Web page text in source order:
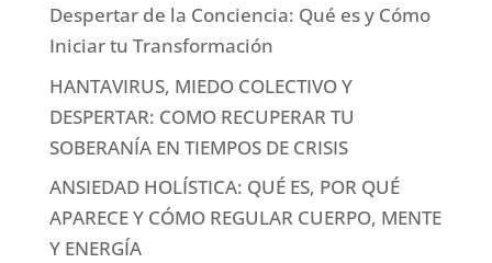
Despertar de la Conciencia: Qué es y Cómo
Iniciar tu Transformación
HANTAVIRUS, MIEDO COLECTIVO Y
DESPERTAR: COMO RECUPERAR TU
SOBERANÍA EN TIEMPOS DE CRISIS
ANSIEDAD HOLÍSTICA: QUÉ ES, POR QUÉ
APARECE Y CÓMO REGULAR CUERPO, MENTE
Y ENERGÍA